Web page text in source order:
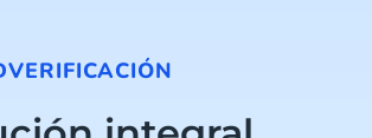
VERIFICACIÓN